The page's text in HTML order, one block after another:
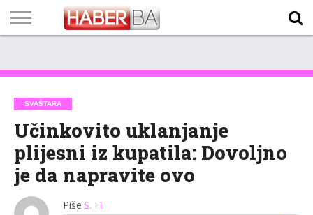
TECH
PROGRAM
PROGNOZA
PUTEVIMA
LISTA
NAMA
SVAŠTARA
Učinkovito uklanjanje
plijesni iz kupatila: Dovoljno
je da napravite ovo
Piše S. H.